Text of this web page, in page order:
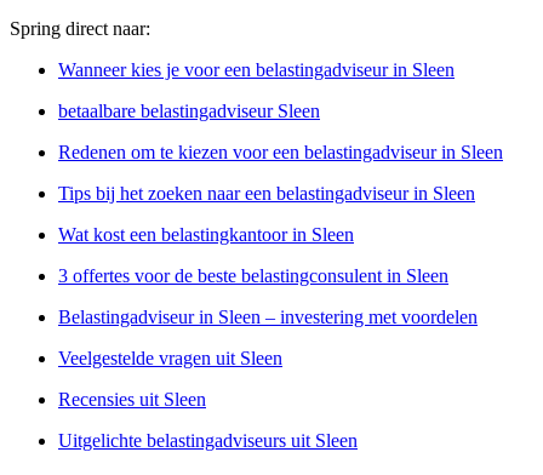
Spring direct naar:
Wanneer kies je voor een belastingadviseur in Sleen
betaalbare belastingadviseur Sleen
Redenen om te kiezen voor een belastingadviseur in Sleen
Tips bij het zoeken naar een belastingadviseur in Sleen
Wat kost een belastingkantoor in Sleen
3 offertes voor de beste belastingconsulent in Sleen
Belastingadviseur in Sleen – investering met voordelen
Veelgestelde vragen uit Sleen
Recensies uit Sleen
Uitgelichte belastingadviseurs uit Sleen